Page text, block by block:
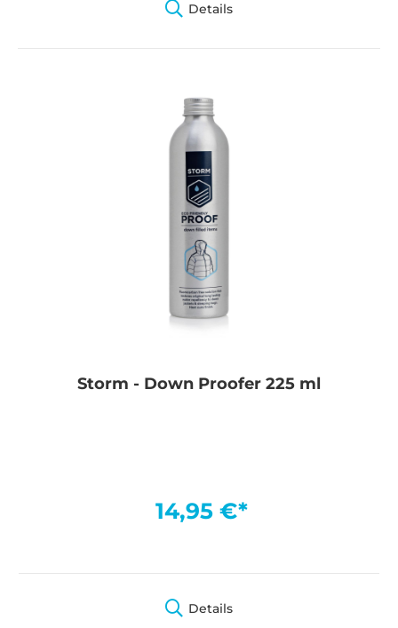
Details
Storm - Down Proofer 225 ml
14,95 €*
Details